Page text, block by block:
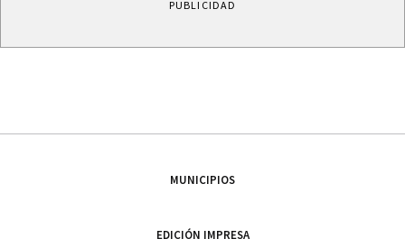
PUBLICIDAD
MUNICIPIOS
EDICIÓN IMPRESA